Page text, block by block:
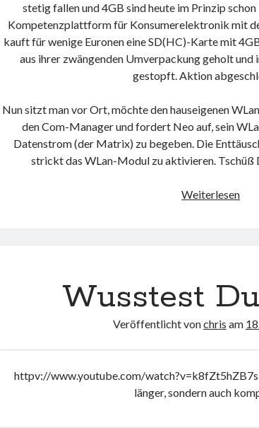
stetig fallen und 4GB sind heute im Prinzip
Kompetenzplattform für Konsumerelektronik mit
kauft für wenige Euronen eine SD(HC)-Karte mit
aus ihrer zwängenden Umverpackung geholt und
gestopft. Aktion
Nun sitzt man vor Ort, möchte den hauseigenen
den Com-Manager und fordert Neo auf, sein
Datenstrom (der Matrix) zu begeben. Die
strickt das WLan-Modul zu aktivieren.
WeiterlesenNeo
Wusstest
Veröffentlicht vonchris am
httpv://www.youtube.com/watch?v=k8fZt5hZB7s
länger, sondern auch